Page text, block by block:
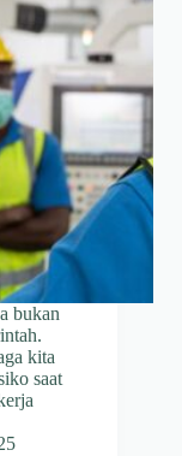
bukan
kita
saat